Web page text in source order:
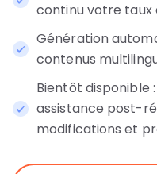
continu votre taux
Génération
contenus
Bientôt disponible
assistance post-
modifications et